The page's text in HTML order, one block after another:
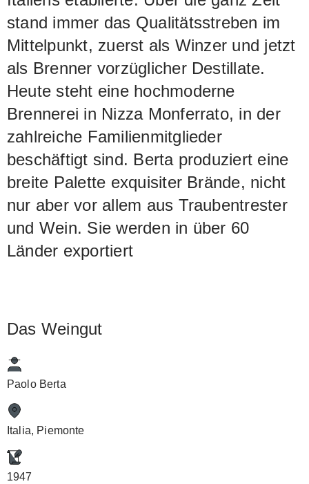
stand immer das Qualitätsstreben im
Mittelpunkt, zuerst als Winzer und jetzt
als Brenner vorzüglicher Destillate.
Heute steht eine hochmoderne
Brennerei in Nizza Monferrato, in der
zahlreiche Familienmitglieder
beschäftigt sind. Berta produziert eine
breite Palette exquisiter Brände, nicht
nur aber vor allem aus Traubentrester
und Wein. Sie werden in über 60
Länder exportiert
Das Weingut
Paolo Berta
Italia, Piemonte
1947